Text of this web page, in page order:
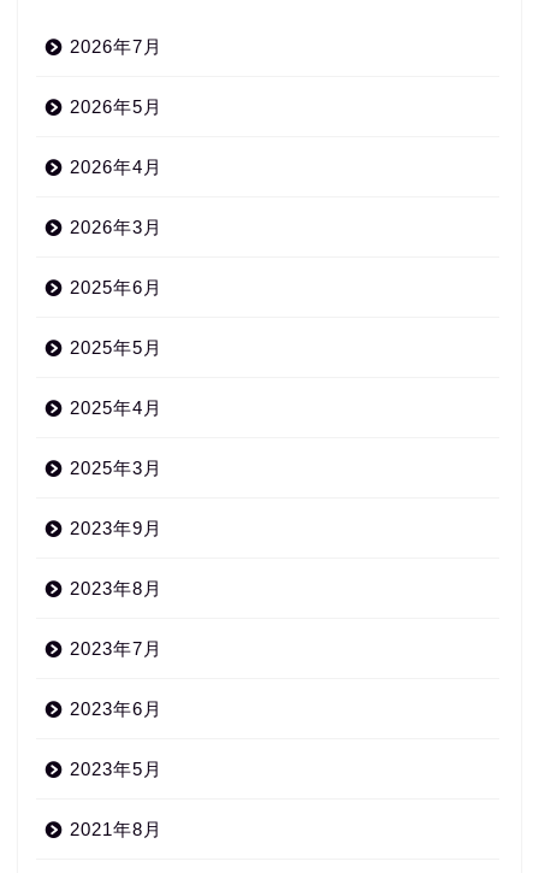
2026年7月
2026年5月
2026年4月
2026年3月
2025年6月
2025年5月
2025年4月
2025年3月
2023年9月
2023年8月
2023年7月
2023年6月
2023年5月
2021年8月